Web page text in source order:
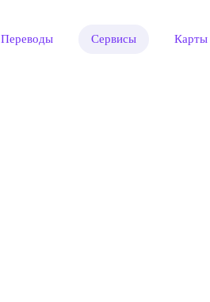
Переводы Сервисы Карты